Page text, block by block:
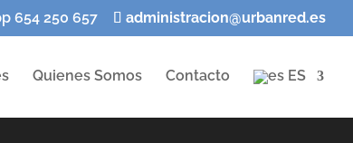
654 250 657 administracion@urbanred.es
Quienes Somos Contacto ES